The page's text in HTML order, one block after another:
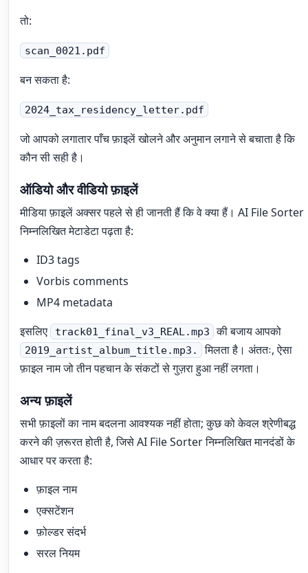
तो:
scan_0021.pdf
बन सकता है:
2024_tax_residency_letter.pdf
जो आपको लगातार पाँच फ़ाइलें खोलने और अनुमान लगाने से बचाता है कि
कौन सी सही है।
ऑडियो और वीडियो फ़ाइलें
मीडिया फ़ाइलें अक्सर पहले से ही जानती हैं कि वे क्या हैं। AI File Sorter
निम्नलिखित मेटाडेटा पढ़ता है:
ID3 tags
Vorbis comments
MP4 metadata
इसलिए
track01_final_v3_REAL.mp3 की बजाय आपको
2019_artist_album_title.mp3.
मिलता है। अंततः, ऐसा
फ़ाइल नाम जो तीन पहचान के संकटों से गुज़रा हुआ नहीं लगता।
अन्य फ़ाइलें
सभी फ़ाइलों का नाम बदलना आवश्यक नहीं होता; कुछ को केवल श्रेणीबद्ध
करने की ज़रूरत होती है, जिसे AI File Sorter निम्नलिखित मानदंडों के
आधार पर करता है:
फ़ाइल नाम
एक्सटेंशन
फ़ोल्डर संदर्भ
सरल नियम